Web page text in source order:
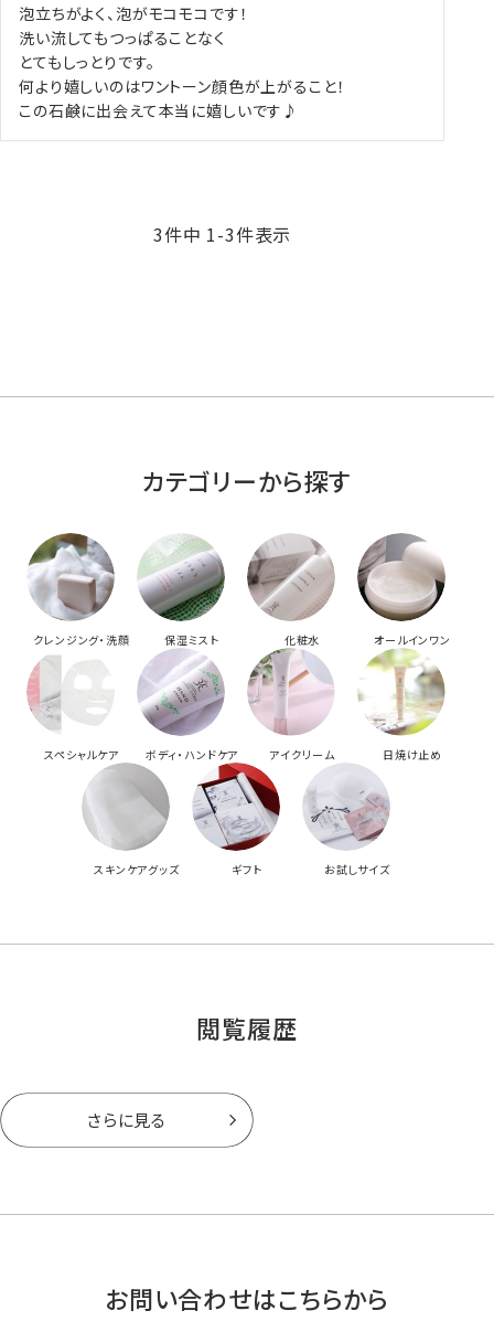
泡立ちがよく、泡がモコモコです！
洗い流してもつっぱることなく
とてもしっとりです。
何より嬉しいのはワントーン顔色が上がること！
この石鹸に出会えて本当に嬉しいです♪
3件中 1-3件表示
カテゴリーから探す
クレンジング・洗顔 保湿ミスト 化粧水 オールインワン
スペシャルケア ボディ・ハンドケア アイクリーム 日焼け止め
スキンケアグッズ ギフト お試しサイズ
閲覧履歴
さらに見る
お問い合わせはこちらから